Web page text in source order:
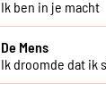
Ik ben in je macht
De Mens
Ik droomde dat ik